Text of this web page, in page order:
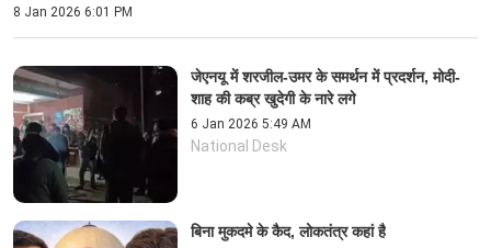
8 Jan 2026 6:01 PM
जेएनयू में शरजील-उमर के समर्थन में प्रदर्शन, मोदी-
शाह की कब्र खुदेगी के नारे लगे
6 Jan 2026 5:49 AM
National Desk
बिना मुकदमे के कैद, लोकतंत्र कहां है